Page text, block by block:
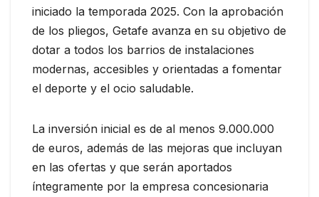
iniciado la temporada 2025. Con la aprobación
de los pliegos, Getafe avanza en su objetivo de
dotar a todos los barrios de instalaciones
modernas, accesibles y orientadas a fomentar
el deporte y el ocio saludable.
La inversión inicial es de al menos 9.000.000
de euros, además de las mejoras que incluyan
en las ofertas y que serán aportados
íntegramente por la empresa concesionaria